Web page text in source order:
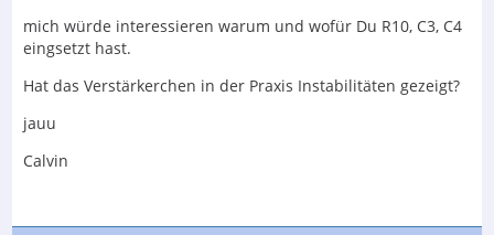
mich würde interessieren warum und wofür Du R10, C3, C4
eingsetzt hast.
Hat das Verstärkerchen in der Praxis Instabilitäten gezeigt?
jauu
Calvin